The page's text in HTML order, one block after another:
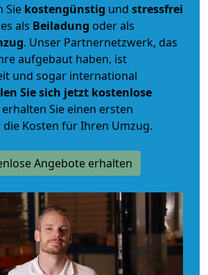
Sie kostengünstig und stressfrei
als Beiladung oder als
. Unser Partnernetzwerk, das
aufgebaut haben, ist
und sogar international
Sie sich jetzt kostenlose
Sie einen ersten
Kosten für Ihren Umzug.
Angebote erhalten